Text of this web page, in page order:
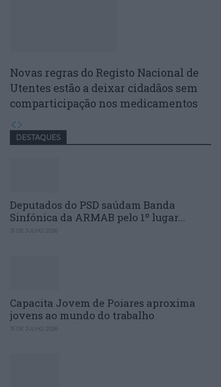
Novas regras do Registo Nacional de
Utentes estão a deixar cidadãos sem
comparticipação nos medicamentos
DESTAQUES
Deputados do PSD saúdam Banda
Sinfónica da ARMAB pelo 1º lugar...
31 DE JULHO, 2026
Capacita Jovem de Poiares aproxima
jovens ao mundo do trabalho
31 DE JULHO, 2026